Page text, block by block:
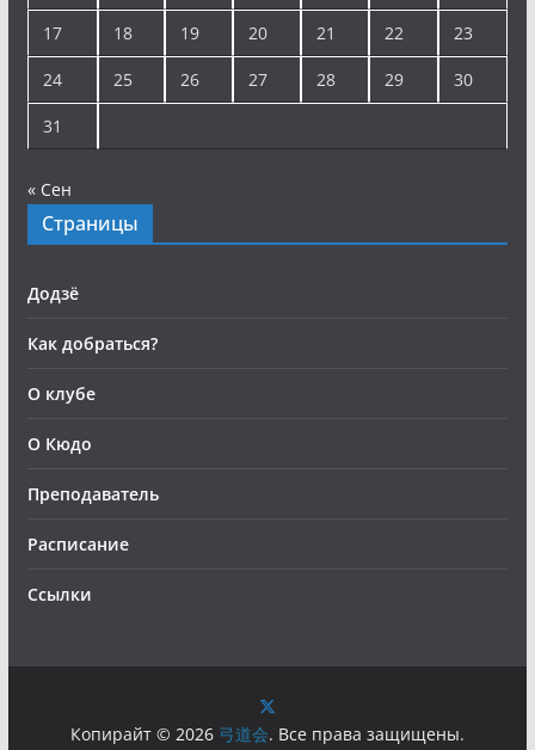
17 18 19 20 21 22 23
24 25 26 27 28 29 30
31
« Сен
Страницы
Додзё
Как добраться?
О клубе
О Кюдо
Преподаватель
Расписание
Ссылки
Копирайт © 2026 弓道会. Все права защищены.